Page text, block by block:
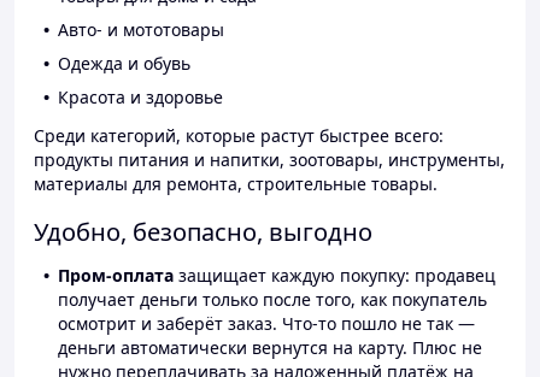
Авто- и мототовары
Одежда и обувь
Красота и здоровье
Среди категорий, которые растут быстрее всего:
продукты питания и напитки, зоотовары, инструменты,
материалы для ремонта, строительные товары.
Удобно, безопасно, выгодно
Пром-оплата защищает каждую покупку: продавец
получает деньги только после того, как покупатель
осмотрит и заберёт заказ. Что-то пошло не так —
деньги автоматически вернутся на карту. Плюс не
нужно переплачивать за наложенный платёж на